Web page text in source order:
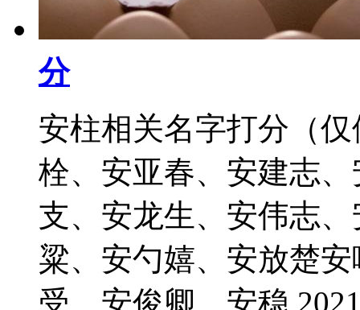
分
安柱相关名字打分（
栓、安亚春、安建志
支、安龙生、安伟志
粱、安勺嬉、安放楚
受、安俊卿、安稳